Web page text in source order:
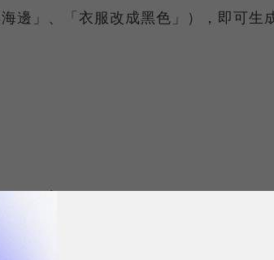
邊」、「衣服改成黑色」），即可生
Preview」（Nano Banana）。
認證☀️100 MVP等你角逐雙獎榮譽